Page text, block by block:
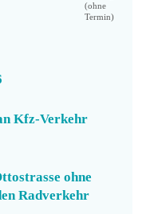
Kfz-Verkehr
ohne
Radverkehr